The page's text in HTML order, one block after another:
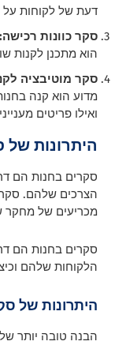
דעת של לקוחות על
סקר כוונות רכישה:
הוא מתכנן לקנות
סקר מוטיבציה
מדוע הוא קנה
ואילו פריטים
היתרונות
סקרים בחנות הם
הצרכים שלהם.
מכריעים של מחקר
סקרים בחנות הם
הלקוחות שלהם
היתרונות של
הבנה טובה יותר